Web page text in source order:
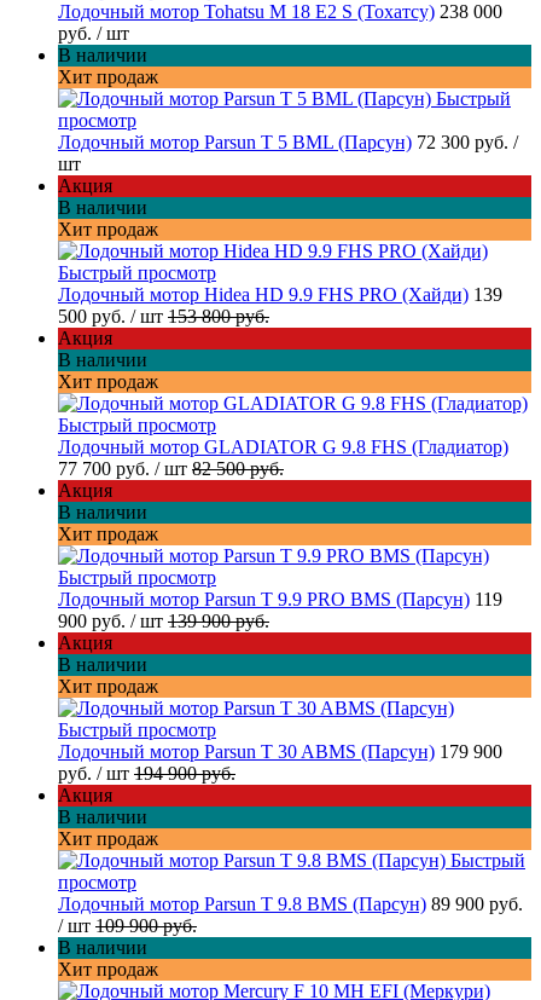
Лодочный мотор Tohatsu M 18 E2 S (Тохатсу) 238 000
руб. / шт
В наличии
Хит продаж
Быстрый
просмотр
Лодочный мотор Parsun T 5 BML (Парсун) 72 300 руб. /
шт
Акция
В наличии
Хит продаж
Быстрый просмотр
Лодочный мотор Hidea HD 9.9 FHS PRO (Хайди) 139
500 руб. / шт 153 800 руб.
Акция
В наличии
Хит продаж
Быстрый просмотр
Лодочный мотор GLADIATOR G 9.8 FHS (Гладиатор)
77 700 руб. / шт 82 500 руб.
Акция
В наличии
Хит продаж
Быстрый просмотр
Лодочный мотор Parsun T 9.9 PRO BMS (Парсун) 119
900 руб. / шт 139 900 руб.
Акция
В наличии
Хит продаж
Быстрый просмотр
Лодочный мотор Parsun T 30 ABMS (Парсун) 179 900
руб. / шт 194 900 руб.
Акция
В наличии
Хит продаж
Быстрый
просмотр
Лодочный мотор Parsun T 9.8 BMS (Парсун) 89 900 руб.
/ шт 109 900 руб.
В наличии
Хит продаж